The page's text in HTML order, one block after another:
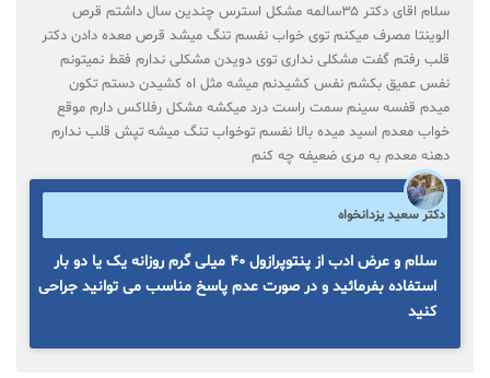
سلام اقای دکتر ۳۵سالمه مشکل استرس چندین سال داشتم قرص
الوینتا مصرف میکنم توی خواب نفسم تنگ میشد قرص معده دادن دکتر
قلب رفتم گفت مشکلی نداری توی دویدن مشکلی ندارم فقط نمیتونم
نفس عمیق بکشم نفس کشیدنم میشه مثل اه کشیدن دستم تکون
میدم قفسه سینم سمت راست درد میکشه مشکل رفلاکس دارم موقع
خواب معدم اسید میده بالا نفسم توخواب تنگ میشه تپش قلب ندارم
دهنه معدم به مری ضعیفه چه کنم
دکتر سعید یزدانخواه
سلام و عرض ادب از پنتوپرازول ۴۰ میلی گرم روزانه یک یا دو بار
استفاده بفرمائید و در صورت عدم پاسخ مناسب می توانید جراحی
کنید